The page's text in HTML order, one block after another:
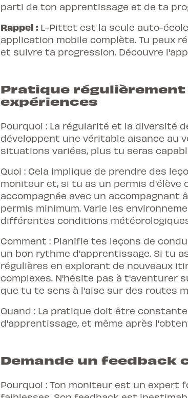
parti de ton apprentissage et de ta
Rappel : L-Pittet est la seule auto-
application mobile complète. Tu peux
et suivre ta progression. Découvre
Pratique
expériences
Pourquoi : La régularité et la diversité
développent une véritable aisance au
situations variées, plus tu seras
Quoi : Cela implique de prendre des
moniteur et, si tu as un permis
accompagnée avec un accompagnant
permis minimum. Varie les
différentes conditions
Comment : Planifie tes leçons de
un bon rythme d'apprentissage. Si tu
régulières en explorant de nouveaux
complexes. N'hésite pas à t'aventurer
que tu te sens à l'aise sur des routes
Quand : La pratique doit être
d'apprentissage, et même après
Demande un
Pourquoi : Ton moniteur est un